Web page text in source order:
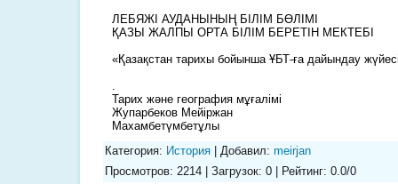
ЛЕБЯЖІ АУДАНЫНЫҢ БІЛІМ БӨЛІМІ
ҚАЗЫ ЖАЛПЫ ОРТА БІЛІМ БЕРЕТІН МЕКТЕБІ
«Қазақстан тарихы бойынша ҰБТ-ға дайындау
Тарих және география мұғалімі
Жупарбеков Мейіржан
Махамбетүмбетұлы
Категория: История Добавил: meirjan
Просмотров: 2214 Загрузок: 0 Рейтинг: 0.0/0